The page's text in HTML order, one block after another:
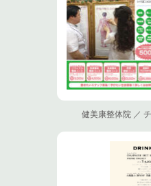
健美康整体院 ／